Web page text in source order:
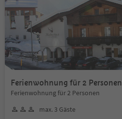
Ferienwohnung für 2 Personen
Ferienwohnung für 2 Personen
max. 3 Gäste